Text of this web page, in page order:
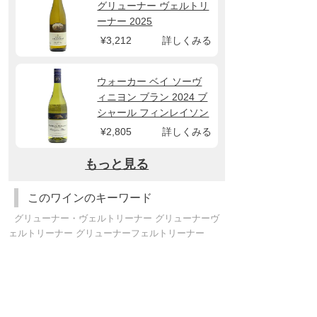
グリューナー ヴェルトリ
ーナー 2025
¥3,212
詳しくみる
ウォーカー ベイ ソーヴ
ィニヨン ブラン 2024 ブ
シャール フィンレイソン
¥2,805
詳しくみる
もっと見る
このワインのキーワード
グリューナー・ヴェルトリーナー グリューナーヴ
ェルトリーナー グリューナーフェルトリーナー